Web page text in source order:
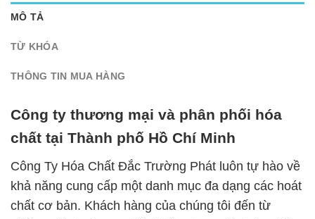
MÔ TẢ
TỪ KHÓA
THÔNG TIN MUA HÀNG
Công ty thương mại và phân phối hóa
chất tại Thành phố Hồ Chí Minh
Công Ty Hóa Chất Đắc Trường Phát luôn tự hào về
khả năng cung cấp một danh mục đa dạng các hoát
chất cơ bản. Khách hàng của chúng tôi đến từ